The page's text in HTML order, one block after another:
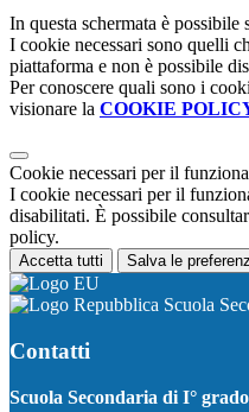
In questa schermata è
I cookie necessari sono quelli
piattaforma e non è possibile
Per conoscere quali sono i
visionare la COOKIE
Cookie necessari per il
I cookie necessari per il
disabilitati. È possibile
policy.
Accetta tutti Salva le
Scuola
Contatti
Scuola Secondaria di I°